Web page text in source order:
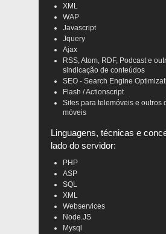
XML
WAP
Javascript
Jquery
Ajax
RSS, Atom, RDF, Podcast e
sindicação de conteúdos
SEO - Search Engine
Flash / Actionscript
Sites para telemóveis e outros
móveis
Linguagens, técnicas e
lado do servidor:
PHP
ASP
SQL
XML
Webservices
Node.JS
Mysql